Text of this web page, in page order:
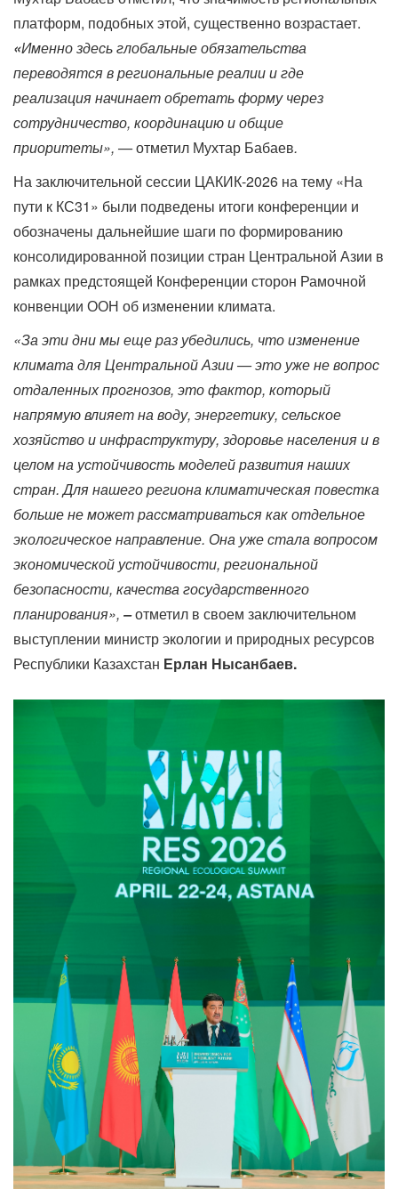
платформ, подобных этой, существенно возрастает.
«Именно здесь глобальные обязательства
переводятся в региональные реалии и где
реализация начинает обретать форму через
сотрудничество, координацию и общие
приоритеты», —отметил Мухтар Бабаев.
На заключительной сессии ЦАКИК-2026 на тему «На
пути к КС31» были подведены итоги конференции и
обозначены дальнейшие шаги по формированию
консолидированной позиции стран Центральной Азии в
рамках предстоящей Конференции сторон Рамочной
конвенции ООН об изменении климата.
«За эти дни мы еще раз убедились, что изменение
климата для Центральной Азии — это уже не вопрос
отдаленных прогнозов, это фактор, который
напрямую влияет на воду, энергетику, сельское
хозяйство и инфраструктуру, здоровье населения и в
целом на устойчивость моделей развития наших
стран. Для нашего региона климатическая повестка
больше не может рассматриваться как отдельное
экологическое направление. Она уже стала вопросом
экономической устойчивости, региональной
безопасности, качества государственного
планирования», –отметил в своем заключительном
выступлении министр экологии и природных ресурсов
Республики Казахстан Ерлан Нысанбаев.